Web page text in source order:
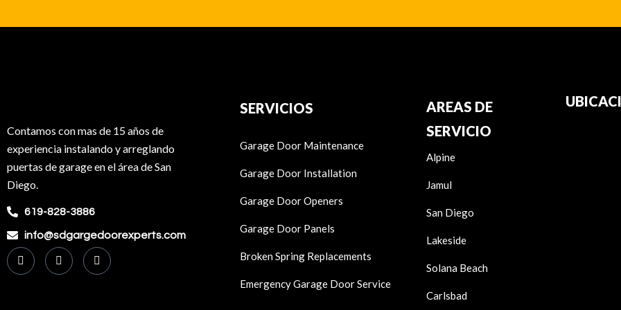
Contamos con mas de 15 años de
experiencia instalando y arreglando
puertas de garage en el área de San
Diego.
619-828-3886
info@sdgargedoorexperts.com
SERVICIOS
Garage Door Maintenance
Garage Door Installation
Garage Door Openers
Garage Door Panels
Broken Spring Replacements
Emergency Garage Door Service
AREAS DE
SERVICIO
Alpine
Jamul
San Diego
Lakeside
Solana Beach
Carlsbad